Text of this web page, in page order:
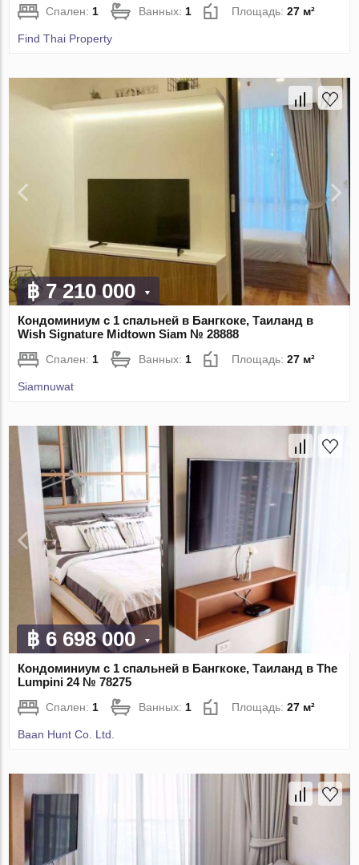
Спален:1 Ванных:1 Площадь:27 м²
Find Thai Property
฿ 7 210 000
Кондоминиум с 1 спальней в Бангкоке, Таиланд в
Wish Signature Midtown Siam № 28888
Спален: 1 Ванных: 1 Площадь:27 м²
Siamnuwat
฿ 6 698 000
Кондоминиум с 1 спальней в Бангкоке, Таиланд в The
Lumpini 24 № 78275
Спален: 1 Ванных: 1 Площадь:27 м²
Baan Hunt Co. Ltd.